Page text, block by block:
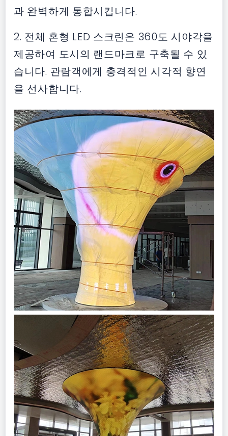
과 완벽하게 통합시킵니다.
2. 전체 혼형 LED 스크린은 360도 시야각을
제공하여 도시의 랜드마크로 구축될 수 있
습니다. 관람객에게 충격적인 시각적 향연
을 선사합니다.